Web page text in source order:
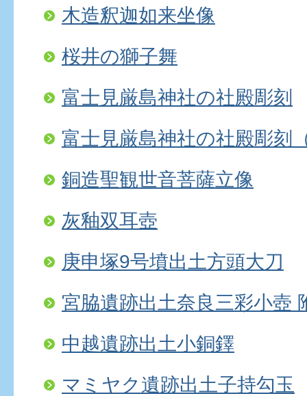
木造釈迦如来坐像
桜井の獅子舞
富士見厳島神社の社殿彫刻
富士見厳島神社の社殿彫刻
銅造聖観世音菩薩立像
灰釉双耳壺
庚申塚9号墳出土方頭大刀
宮脇遺跡出土奈良三彩小壺
中越遺跡出土小銅鐸
マミヤク遺跡出土子持勾玉